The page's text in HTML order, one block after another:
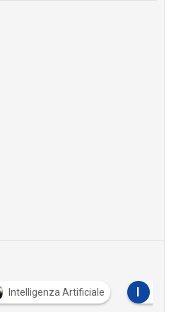
Intelligenza Artificiale istat